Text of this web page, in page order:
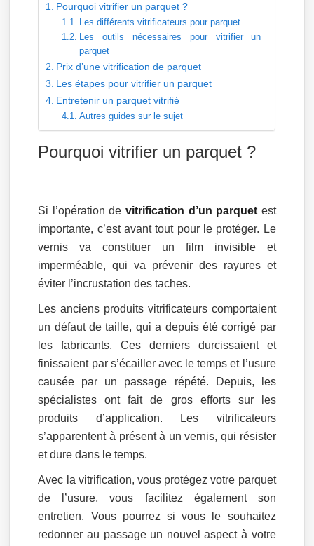
Pourquoi vitrifier un parquet ?
Les différents vitrificateurs pour parquet
Les outils nécessaires pour vitrifier un
parquet
Prix d’une vitrification de parquet
Les étapes pour vitrifier un parquet
Entretenir un parquet vitrifié
Autres guides sur le sujet
Pourquoi vitrifier un parquet ?
Si l’opération de vitrification d’un parquet est
importante, c’est avant tout pour le protéger. Le
vernis va constituer un film invisible et
imperméable, qui va prévenir des rayures et
éviter l’incrustation des taches.
Les anciens produits vitrificateurs comportaient
un défaut de taille, qui a depuis été corrigé par
les fabricants. Ces derniers durcissaient et
finissaient par s’écailler avec le temps et l’usure
causée par un passage répété. Depuis, les
spécialistes ont fait de gros efforts sur les
produits d’application. Les vitrificateurs
s’apparentent à présent à un vernis, qui résister
et dure dans le temps.
Avec la vitrification, vous protégez votre parquet
de l’usure, vous facilitez également son
entretien. Vous pourrez si vous le souhaitez
redonner au passage un nouvel aspect à votre